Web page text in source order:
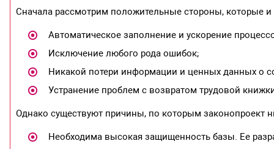
Сначала рассмотрим положительные стороны, которые
Автоматическое заполнение и ускорение
Исключение любого рода ошибок;
Никакой потери информации и ценных данных о
Устранение проблем с возвратом трудовой
Однако существуют причины, по которым законопроект
Необходима высокая защищенность базы. Ее